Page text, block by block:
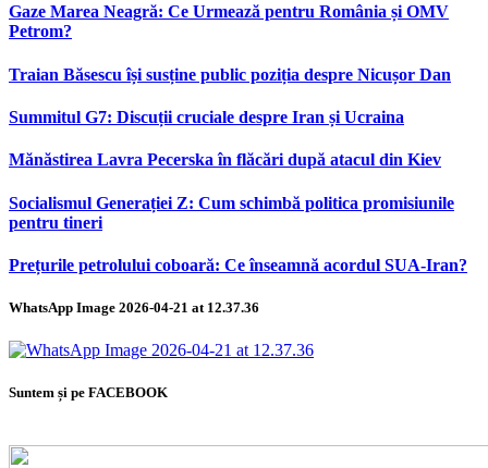
Gaze Marea Neagră: Ce Urmează pentru România și OMV
Petrom?
Traian Băsescu își susține public poziția despre Nicușor Dan
Summitul G7: Discuții cruciale despre Iran și Ucraina
Mănăstirea Lavra Pecerska în flăcări după atacul din Kiev
Socialismul Generației Z: Cum schimbă politica promisiunile
pentru tineri
Prețurile petrolului coboară: Ce înseamnă acordul SUA-Iran?
WhatsApp Image 2026-04-21 at 12.37.36
Suntem și pe FACEBOOK